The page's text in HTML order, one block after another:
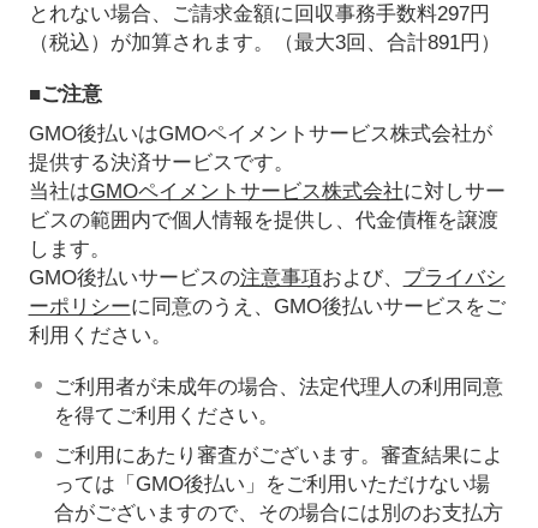
とれない場合、ご請求金額に回収事務手数料297円
（税込）が加算されます。（最大3回、合計891円）
■ご注意
GMO後払いはGMOペイメントサービス株式会社が
提供する決済サービスです。
当社はGMOペイメントサービス株式会社に対しサー
ビスの範囲内で個人情報を提供し、代金債権を譲渡
します。
GMO後払いサービスの注意事項および、 プライバシ
ーポリシーに同意のうえ、GMO後払いサービスをご
利用ください。
ご利用者が未成年の場合、法定代理人の利用同意
を得てご利用ください。
ご利用にあたり審査がございます。審査結果によ
っては「GMO後払い」をご利用いただけない場
合がございますので、その場合には別のお支払方